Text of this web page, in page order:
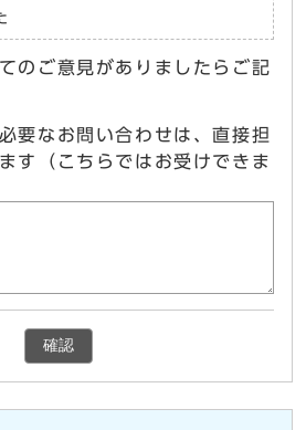
のご意見がありましたらご記
要なお問い合わせは、直接担
す（こちらではお受けできま
確認